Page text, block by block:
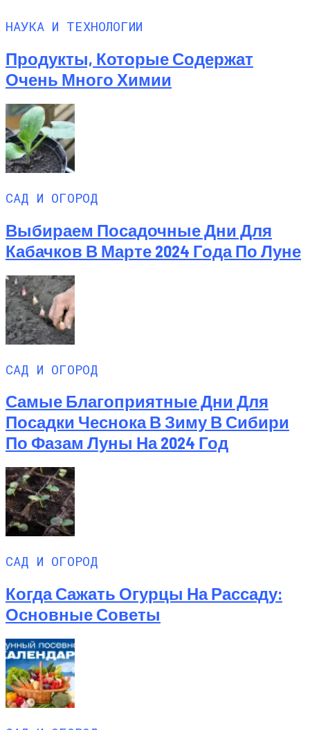
НАУКА И ТЕХНОЛОГИИ
Продукты, Которые Содержат
Очень Много Химии
САД И ОГОРОД
Выбираем Посадочные Дни Для
Кабачков В Марте 2024 Года По Луне
САД И ОГОРОД
Самые Благоприятные Дни Для
Посадки Чеснока В Зиму В Сибири
По Фазам Луны На 2024 Год
САД И ОГОРОД
Когда Сажать Огурцы На Рассаду:
Основные Советы